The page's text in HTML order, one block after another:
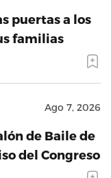
puertas a los
familias
Ago 7, 2026
de Baile de
del Congreso